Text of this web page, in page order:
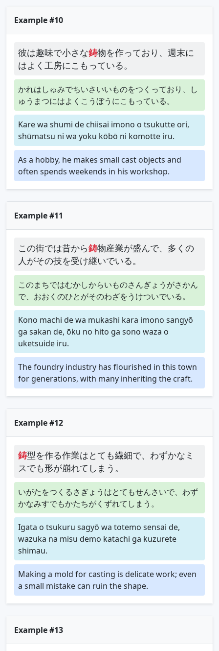
Example #10
彼は趣味で小さな鋳物を作っており、週末に
はよく工房にこもっている。
かれはしゅみでちいさいいものをつくっており、し
ゅうまつにはよくこうぼうにこもっている。
Kare wa shumi de chiisai imono o tsukutte ori,
shūmatsu ni wa yoku kōbō ni komotte iru.
As a hobby, he makes small cast objects and
often spends weekends in his workshop.
Example #11
この街では昔から鋳物産業が盛んで、多くの
人がその技を受け継いでいる。
このまちではむかしからいものさんぎょうがさかん
で、おおくのひとがそのわざをうけついでいる。
Kono machi de wa mukashi kara imono sangyō
ga sakan de, ōku no hito ga sono waza o
uketsuide iru.
The foundry industry has flourished in this town
for generations, with many inheriting the craft.
Example #12
鋳型を作る作業はとても繊細で、わずかなミ
スでも形が崩れてしまう。
いがたをつくるさぎょうはとてもせんさいで、わず
かなみすでもかたちがくずれてしまう。
Igata o tsukuru sagyō wa totemo sensai de,
wazuka na misu demo katachi ga kuzurete
shimau.
Making a mold for casting is delicate work; even
a small mistake can ruin the shape.
Example #13